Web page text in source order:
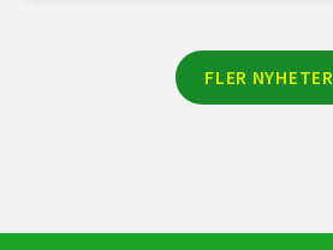
FLER NYHETER